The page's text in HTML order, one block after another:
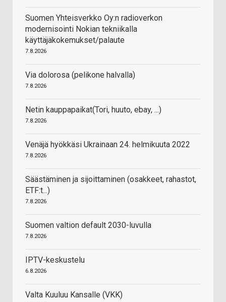
Suomen Yhteisverkko Oy:n radioverkon
modernisointi Nokian tekniikalla
käyttäjäkokemukset/palaute
7.8.2026
Via dolorosa (pelikone halvalla)
7.8.2026
Netin kauppapaikat(Tori, huuto, ebay, ...)
7.8.2026
Venäjä hyökkäsi Ukrainaan 24. helmikuuta 2022
7.8.2026
Säästäminen ja sijoittaminen (osakkeet, rahastot,
ETF:t...)
7.8.2026
Suomen valtion default 2030-luvulla
7.8.2026
IPTV-keskustelu
6.8.2026
Valta Kuuluu Kansalle (VKK)